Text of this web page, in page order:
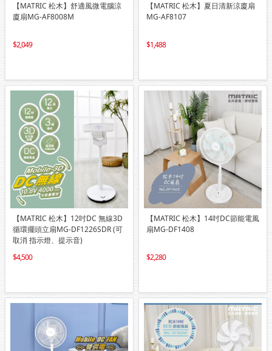
【MATRIC 松木】舒適風微電腦涼
廈扇MG-AF8008M
2,049
【MATRIC 松木】夏日清新涼廈扇
MG-AF8107
1,488
【MATRIC 松木】12吋DC 無線3D
循環擺頭立扇MG-DF1226SDR (可
取消 指示燈、提示音)
4,500
【MATRIC 松木】14吋DC節能電風
扇MG-DF1408
2,280